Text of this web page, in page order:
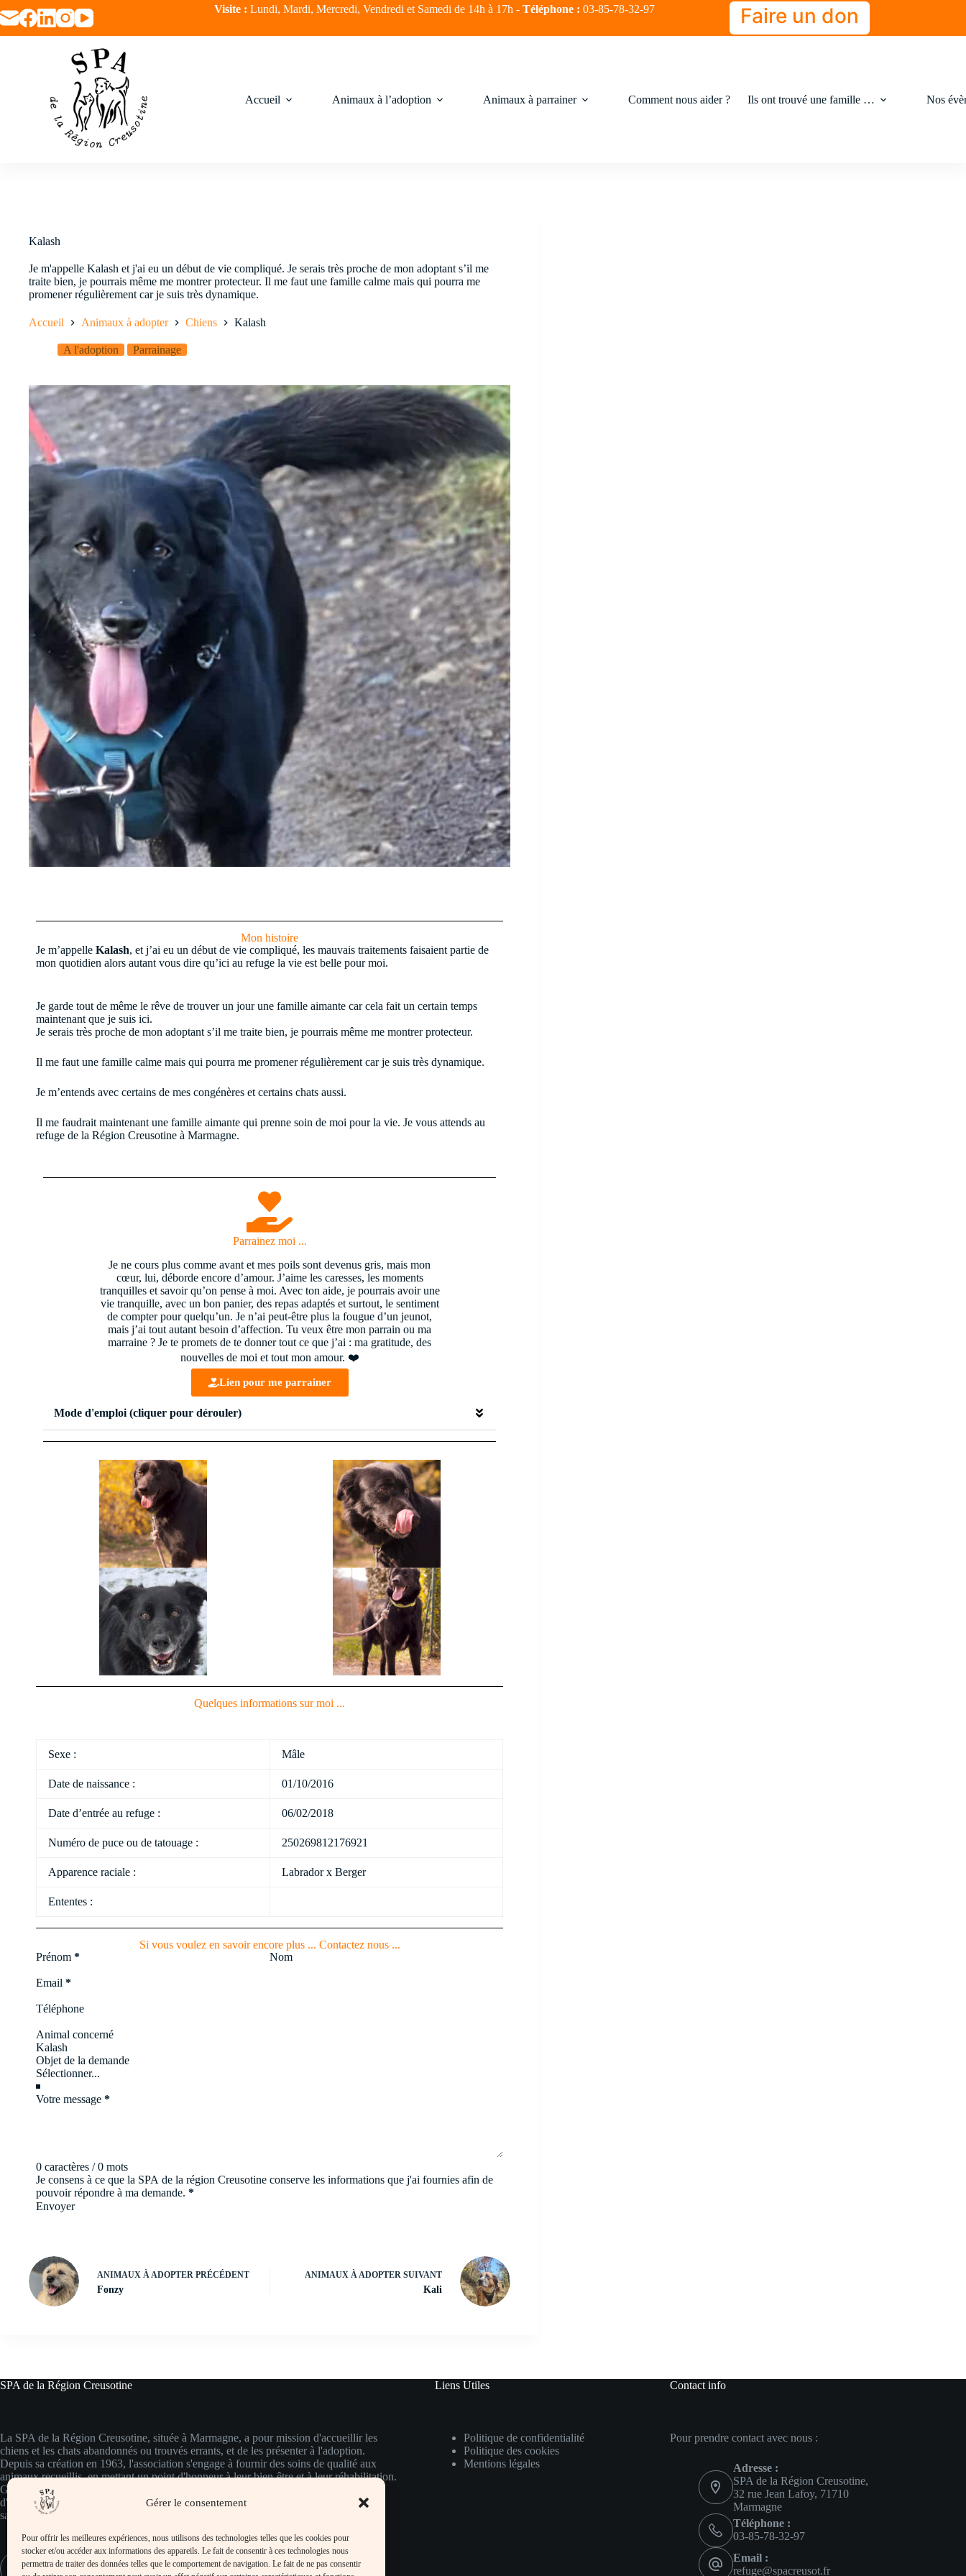
Gérer le consentement
Pour offrir les meilleures expériences, nous utilisons des technologies telles que les cookies pour
stocker et/ou accéder aux informations des appareils. Le fait de consentir à ces technologies nous
permettra de traiter des données telles que le comportement de navigation. Le fait de ne pas consentir
Visite : Lundi, Mardi, Mercredi, Vendredi et Samedi de 14h à 17h -Téléphone : 03-85-78-32-97 Faire un don
Accueil Animaux à l’adoption Animaux à parrainer Comment nous aider ? Ils ont trouvé une famille … Nos
Kalash
Je m'appelle Kalash et j'ai eu un début de vie compliqué. Je serais très proche de mon adoptant s’il me
traite bien, je pourrais même me montrer protecteur. Il me faut une famille calme mais qui pourra me
promener régulièrement car je suis très dynamique.
Accueil Animaux à adopter Chiens Kalash
A l'adoption Parrainage
Mon histoire
Je m’appelle Kalash, et j’ai eu un début de vie compliqué, les mauvais traitements faisaient partie de
mon quotidien alors autant vous dire qu’ici au refuge la vie est belle pour moi.
Je garde tout de même le rêve de trouver un jour une famille aimante car cela fait un certain temps
maintenant que je suis ici.
Je serais très proche de mon adoptant s’il me traite bien, je pourrais même me montrer protecteur.
Il me faut une famille calme mais qui pourra me promener régulièrement car je suis très dynamique.
Je m’entends avec certains de mes congénères et certains chats aussi.
Il me faudrait maintenant une famille aimante qui prenne soin de moi pour la vie. Je vous attends au
refuge de la Région Creusotine à Marmagne.
Parrainez moi ...
Je ne cours plus comme avant et mes poils sont devenus gris, mais mon
cœur, lui, déborde encore d’amour. J’aime les caresses, les moments
tranquilles et savoir qu’on pense à moi. Avec ton aide, je pourrais avoir une
vie tranquille, avec un bon panier, des repas adaptés et surtout, le sentiment
de compter pour quelqu’un. Je n’ai peut-être plus la fougue d’un jeunot,
mais j’ai tout autant besoin d’affection. Tu veux être mon parrain ou ma
marraine ? Je te promets de te donner tout ce que j’ai : ma gratitude, des
nouvelles de moi et tout mon amour. ❤️
Lien pour me parrainer
Mode d'emploi (cliquer pour dérouler)
Quelques informations sur moi ...
Sexe : Mâle
Date de naissance : 01/10/2016
Date d’entrée au refuge : 06/02/2018
Numéro de puce ou de tatouage : 250269812176921
Apparence raciale : Labrador x Berger
Ententes :
Si vous voulez en savoir encore plus ... Contactez nous ...
Section
Prénom * Nom
Email *
Téléphone
Animal concerné
Objet de la demande
Votre message *
0 caractères / 0 mots
Je consens à ce que la SPA de la région Creusotine conserve les informations que j'ai fournies afin de
pouvoir répondre à ma demande. *
Envoyer
ANIMAUX À ADOPTER PRÉCÉDENT
Fonzy
ANIMAUX À ADOPTER SUIVANT
Kali
SPA de la Région Creusotine
La SPA de la Région Creusotine, située à Marmagne, a pour mission d'accueillir les
chiens et les chats abandonnés ou trouvés errants, et de les présenter à l'adoption.
Depuis sa création en 1963, l'association s'engage à fournir des soins de qualité aux
animaux recueillis, en mettant un point d'honneur à leur bien-être et à leur réhabilitation.
Grâce à une équipe dévouée et à des installations adaptées, chaque animal bénéficie
d'une attention particulière et de soins vétérinaires appropriés, garantissant ainsi leur
santé et leur bonheur.
Liens Utiles
Politique de confidentialité
Politique des cookies
Mentions légales
Contact info
Pour prendre contact avec nous :
Adresse :
SPA de la Région Creusotine,
32 rue Jean Lafoy, 71710
Marmagne
Téléphone :
03-85-78-32-97
Email :
refuge@spacreusot.fr